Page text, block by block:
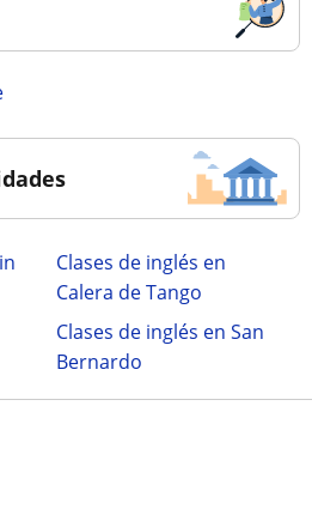
Clases de inglés en
Calera de Tango
Clases de inglés en San
Bernardo